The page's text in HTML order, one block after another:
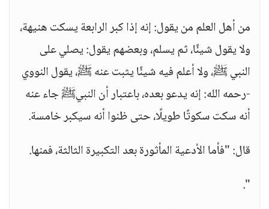
من أهل العلم من يقول: إنه إذا كبر الرابعة يسكت هنيهة،
ولا يقول شيئًا، ثم يسلم، وبعضهم يقول: يصلي على
النبي ﷺ، ولا أعلم فيه شيئًا يثبت عنه ﷺ، يقول النووي
-رحمه الله: إنه يدعو بعده، باعتبار أن النبيﷺ جاء عنه
أنه سكت سكوتًا طويلًا، حتى ظنوا أنه سيكبر خامسة.
قال: "فأما الأدعية المأثورة بعد التكبيرة الثالثة، فمنها.
".